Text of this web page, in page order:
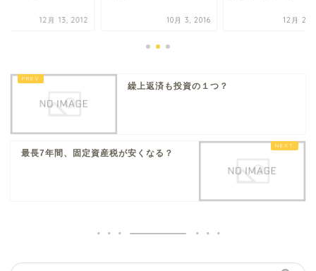
12月 13, 2012 10月 3, 2016 12月 27,
繰上返済も投資の１つ？
最長7年間、固定資産税が安くなる？